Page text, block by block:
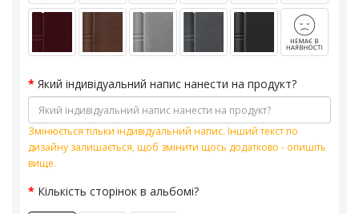
Який індивідуальний напис нанести на продукт?
Змінюється тільки індивідуальний напис. Інший текст по
дизайну залишається, щоб змінити щось додатково - опишіть
вище.
Кількість сторінок в альбомі?